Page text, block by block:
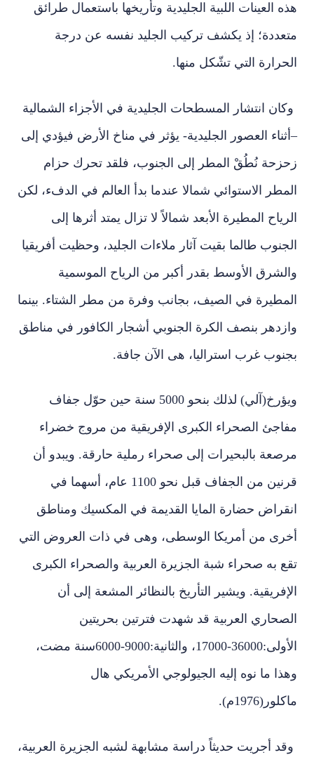
هذه العينات اللبية الجليدية وتأريخها باستعمال طرائق
متعددة؛ إذ يكشف تركيب الجليد نفسه عن درجة
الحرارة التي تشّكل منها.
وكان انتشار المسطحات الجليدية في الأجزاء الشمالية
–أثناء العصور الجليدية- يؤثر في مناخ الأرض فيؤدي إلى
زحزحة نُطُقْ المطر إلى الجنوب، فلقد تحرك حزام
المطر الاستوائي شمالا عندما بدأ العالم في الدفء، لكن
الرياح المطيرة الأبعد شمالاً لا تزال يمتد أثرها إلى
الجنوب طالما بقيت آثار ملاءات الجليد، وحظيت أفريقيا
والشرق الأوسط بقدر أكبر من الرياح الموسمية
المطيرة في الصيف، بجانب وفرة من مطر الشتاء. بينما
وازدهر بنصف الكرة الجنوبي أشجار الكافور في مناطق
بجنوب غرب استراليا، هى الآن جافة.
ويؤرخ(آلي) لذلك بنحو 5000 سنة حين حوّل جفاف
مفاجئ الصحراء الكبرى الإفريقية من مروج خضراء
مرصعة بالبحيرات إلى صحراء رملية حارقة. ويبدو أن
قرنين من الجفاف قبل نحو 1100 عام، أسهما في
انقراض حضارة المايا القديمة في المكسيك ومناطق
أخرى من أمريكا الوسطى، وهى في ذات العروض التي
تقع به صحراء شبة الجزيرة العربية والصحراء الكبرى
الإفريقية. ويشير التأريخ بالنظائر المشعة إلى أن
الصحاري العربية قد شهدت فترتين بحريتين
الأولى:36000-17000، والثانية:9000-6000سنة مضت،
وهذا ما نوه إليه الجيولوجي الأمريكي هال
ماكلور(1976م).
وقد أجريت حديثاً دراسة مشابهة لشبه الجزيرة العربية،